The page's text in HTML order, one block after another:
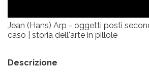
Jean (Hans) Arp - oggetti posti
caso | storia dell'arte in pillole
Descrizione